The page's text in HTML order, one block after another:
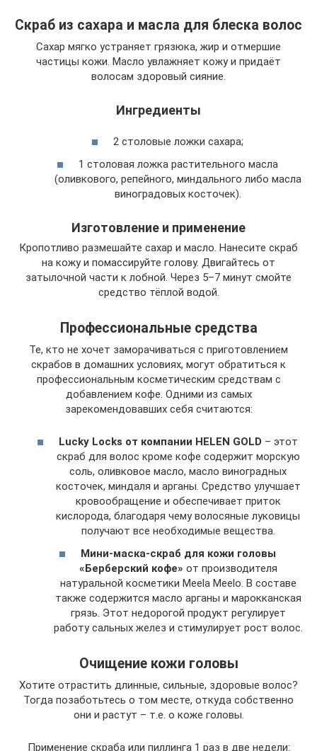
Скраб из сахара и масла для блеска волос
Сахар мягко устраняет грязюка, жир и отмершие
частицы кожи. Масло увлажняет кожу и придаёт
волосам здоровый сияние.
Ингредиенты
2 столовые ложки сахара;
1 столовая ложка растительного масла
(оливкового, репейного, миндального либо масла
виноградовых косточек).
Изготовление и применение
Кропотливо размешайте сахар и масло. Нанесите скраб
на кожу и помассируйте голову. Двигайтесь от
затылочной части к лобной. Через 5–7 минут смойте
средство тёплой водой.
Профессиональные средства
Те, кто не хочет заморачиваться с приготовлением
скрабов в домашних условиях, могут обратиться к
профессиональным косметическим средствам с
добавлением кофе. Одними из самых
зарекомендовавших себя считаются:
Lucky Locks от компании HELEN GOLD – этот
скраб для волос кроме кофе содержит морскую
соль, оливковое масло, масло виноградных
косточек, миндаля и арганы. Средство улучшает
кровообращение и обеспечивает приток
кислорода, благодаря чему волосяные луковицы
получают все необходимые вещества.
Мини-маска-скраб для кожи головы
«Берберский кофе» от производителя
натуральной косметики Meela Meelo. В составе
также содержится масло арганы и марокканская
грязь. Этот недорогой продукт регулирует
работу сальных желез и стимулирует рост волос.
Очищение кожи головы
Хотите отрастить длинные, сильные, здоровые волос?
Тогда позаботьтесь о том месте, откуда собственно
они и растут – т.е. о коже головы.
Применение скраба или пиллинга 1 раз в две недели: